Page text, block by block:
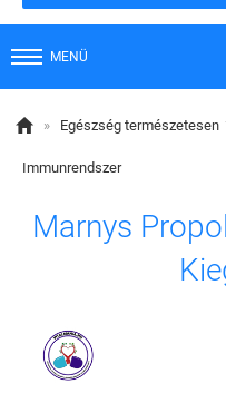
MENÜ
 » Egészség
Immunrendszer
Marnys